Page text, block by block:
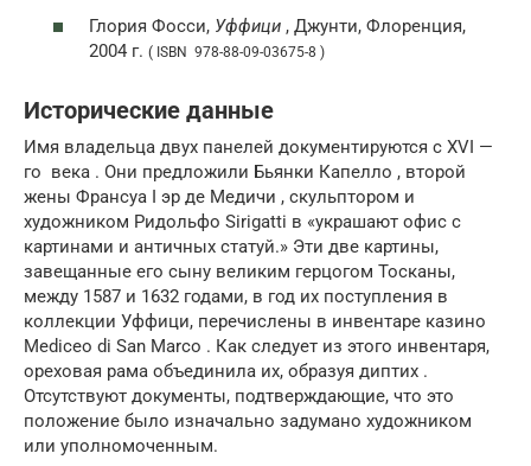
Глория Фосси, Уффици , Джунти, Флоренция,
2004 г. ( ISBN 978-88-09-03675-8 )
Исторические данные
Имя владельца двух панелей документируются с XVI —
го века . Они предложили Бьянки Капелло , второй
жены Франсуа I эр де Медичи , скульптором и
художником Ридольфо Sirigatti в «украшают офис с
картинами и античных статуй.» Эти две картины,
завещанные его сыну великим герцогом Тосканы,
между 1587 и 1632 годами, в год их поступления в
коллекции Уффици, перечислены в инвентаре казино
Mediceo di San Marco . Как следует из этого инвентаря,
ореховая рама объединила их, образуя диптих .
Отсутствуют документы, подтверждающие, что это
положение было изначально задумано художником
или уполномоченным.